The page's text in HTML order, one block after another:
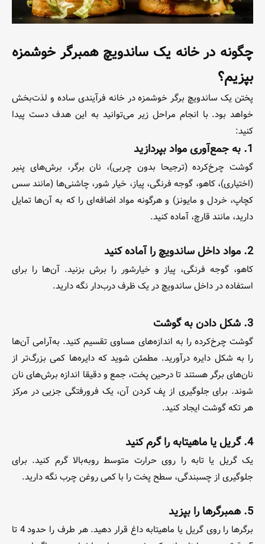
چگونه در خانه یک ساندویچ همبرگر خوشمزه
بپزیم؟
پختن یک ساندویچ برگر خوشمزه در خانه فرآیندی ساده و لذت‌بخش
خواهد بود. با انجام مراحل زیر می‌توانید به این هدف دست پیدا
کنید:
1. به جمع‌آوری مواد بپردازید
گوشت چرخ‌کرده (ترجیحا بدون چربی)، نان برگر، برش‌های پنیر
(اختیاری)، کاهو، گوجه فرنگی، پیاز، خیار شور، چاشنی‌‌ها (مانند سس
کچاپ، خردل و مایونز) و هر‌گونه مواد اضافه‌ای را که به آن‌ها تمایل
دارید، مانند قارچ، آماده کنید.
2. مواد داخل ساندویچ را آماده کنید
کاهو، گوجه فرنگی، پیاز و خیارشور را برش بزنید. آن‌ها را برای
استفاده در داخل ساندویچ در یک ظرف درب‌دار نگه‌ دارید.
3. شکل دادن به گوشت
گوشت چرخ‌کرده را به اندازه‌های مساوی تقسیم کنید. به‌آرامی آن‌ها
را به شکل دایره‌ درآورید. مطمئن شوید که دایره‌ها کمی بزرگ‌تر از
نان‌های برگر هستند تا در‌حین پخت، جمع و دقیقا اندازه برش‌های نان
شوند. برای جلوگیری از پف کردن آن، یک فرورفتگی جزیی در مرکز
هر تکه گوشت ایجاد کنید.
4. گریل یا ماهیتابه را گرم کنید
یک گریل یا تابه را روی حرارت متوسط رو‌به‌بالا گرم کنید. برای
جلوگیری از چسبندگی، سطح پخت را با کمی روغن چرب نگه دارید.
5. همبرگرها را بپزید
برگرها را روی گریل یا ماهیتابه داغ قرار دهید. هر طرف را حدود 4 تا